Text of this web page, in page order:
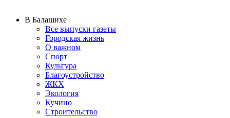
В Балашихе
Все выпуски газеты
Городская жизнь
О важном
Спорт
Культура
Благоустройство
ЖКХ
Экология
Кучино
Строительство